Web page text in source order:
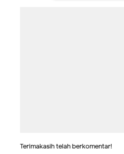
Terimakasih telah berkomentar!